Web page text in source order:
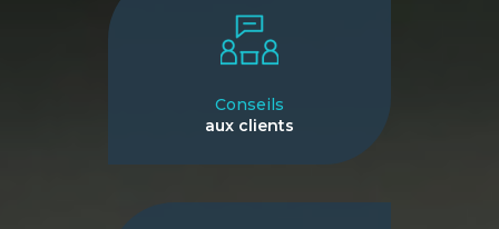
Conseils
aux clients